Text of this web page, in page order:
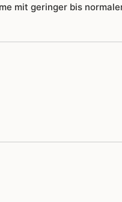
mit geringer bis